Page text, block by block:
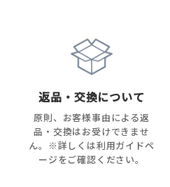
返品・交換について
原則、お客様事由による返
品・交換はお受けできませ
ん。※詳しくは利用ガイドペ
ージをご確認ください。